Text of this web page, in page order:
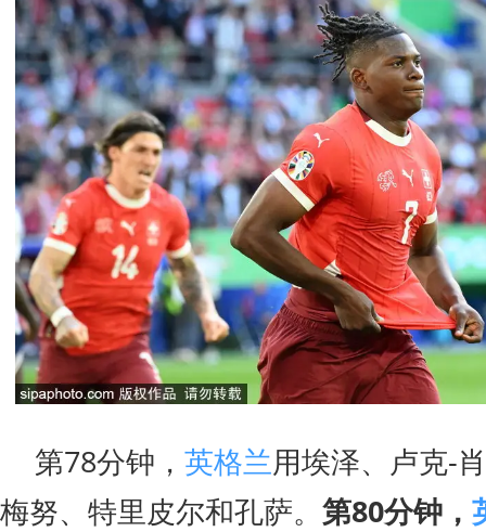
第78分钟， 英格兰用埃泽、卢克-
梅努、特里皮尔和孔萨。 第80分钟，